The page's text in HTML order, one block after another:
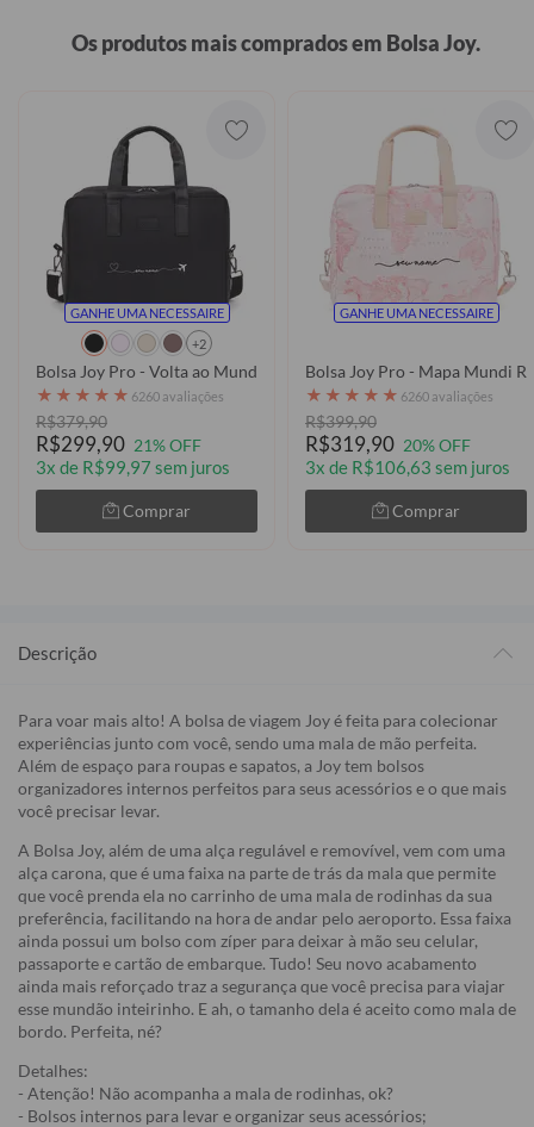
Os produtos mais comprados em Bolsa Joy.
GANHE UMA NECESSAIRE
+2
Bolsa Joy Pro - Volta ao Mundo Manuscrita
★ ★ ★ ★ ★ 6260 avaliações
R$379,90
R$299,90 21% OFF
3x de R$99,97 sem juros
Comprar
GANHE UMA NECESSAIRE
Bolsa Joy Pro - Mapa Mundi
★ ★ ★ ★ ★ 6260 avaliações
R$399,90
R$319,90 20% OFF
3x de R$106,63 sem juros
Comprar
Descrição
Para voar mais alto! A bolsa de viagem Joy é feita para colecionar
experiências junto com você, sendo uma mala de mão perfeita.
Além de espaço para roupas e sapatos, a Joy tem bolsos
organizadores internos perfeitos para seus acessórios e o que mais
você precisar levar.
A Bolsa Joy, além de uma alça regulável e removível, vem com uma
alça carona, que é uma faixa na parte de trás da mala que permite
que você prenda ela no carrinho de uma mala de rodinhas da sua
preferência, facilitando na hora de andar pelo aeroporto. Essa faixa
ainda possui um bolso com zíper para deixar à mão seu celular,
passaporte e cartão de embarque. Tudo! Seu novo acabamento
ainda mais reforçado traz a segurança que você precisa para viajar
esse mundão inteirinho. E ah, o tamanho dela é aceito como mala de
bordo. Perfeita, né?
Detalhes:
- Atenção! Não acompanha a mala de rodinhas, ok?
- Bolsos internos para levar e organizar seus acessórios;